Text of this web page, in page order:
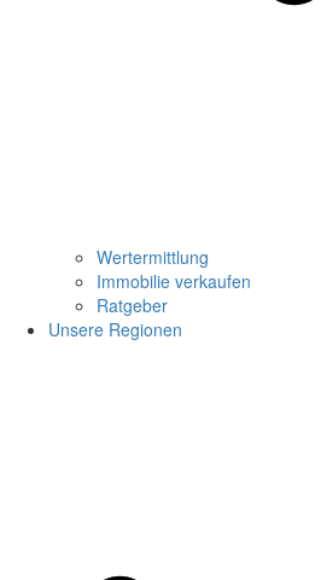
Wertermittlung
Immobilie verkaufen
Ratgeber
Unsere Regionen